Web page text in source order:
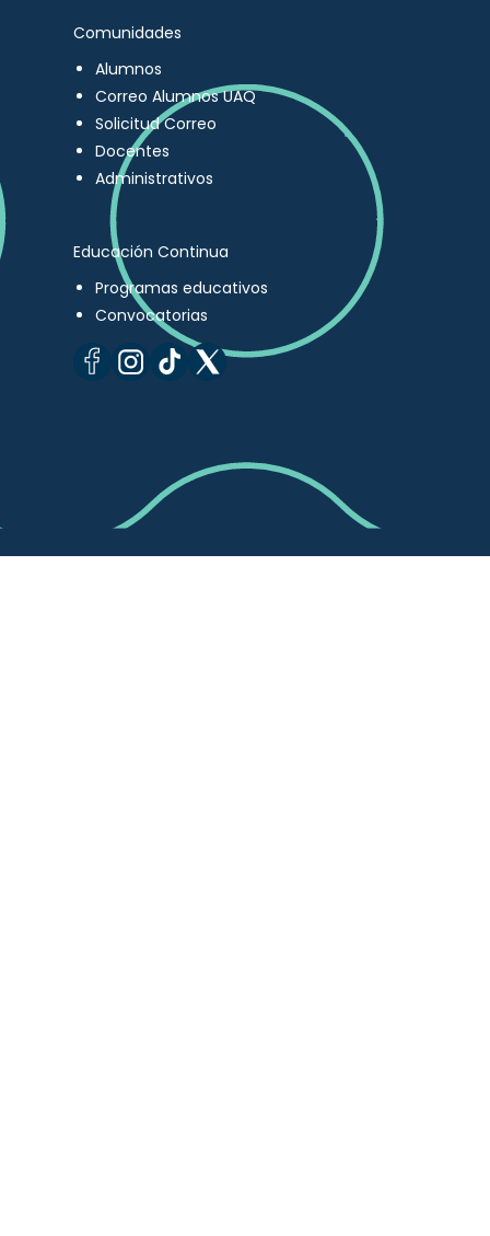
Comunidades
Alumnos
Correo Alumnos UAQ
Solicitud Correo
Docentes
Administrativos
Educación Continua
Programas educativos
Convocatorias